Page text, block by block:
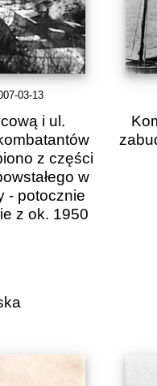
03-13
i ul.
z części
w
- potocznie
z ok. 1950